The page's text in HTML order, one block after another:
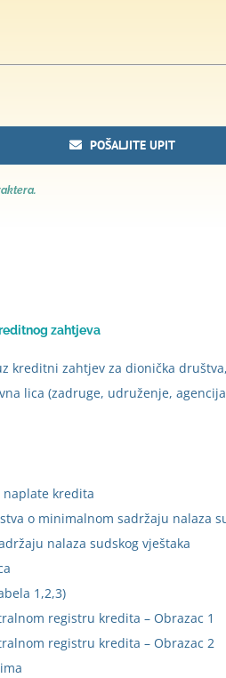
POŠALJITE UPIT
zahtjeva
kreditni zahtjev za dionička
lica (zadruge, udruženje,
kredita
o minimalnom sadržaju nalaza
nalaza sudskog vještaka
1,2,3)
registru kredita – Obrazac 1
registru kredita – Obrazac 2